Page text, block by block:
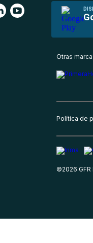
Otras
Política de
©2026